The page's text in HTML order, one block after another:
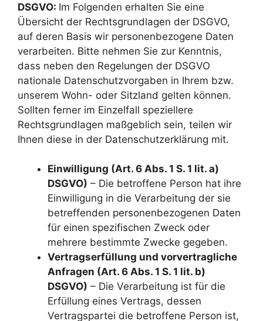
DSGVO: Im Folgenden erhalten Sie eine
Übersicht der Rechtsgrundlagen der DSGVO,
auf deren Basis wir personenbezogene Daten
verarbeiten. Bitte nehmen Sie zur Kenntnis,
dass neben den Regelungen der DSGVO
nationale Datenschutzvorgaben in Ihrem bzw.
unserem Wohn- oder Sitzland gelten können.
Sollten ferner im Einzelfall speziellere
Rechtsgrundlagen maßgeblich sein, teilen wir
Ihnen diese in der Datenschutzerklärung mit.
Einwilligung (Art. 6 Abs. 1 S. 1 lit. a)
DSGVO) – Die betroffene Person hat ihre
Einwilligung in die Verarbeitung der sie
betreffenden personenbezogenen Daten
für einen spezifischen Zweck oder
mehrere bestimmte Zwecke gegeben.
Vertragserfüllung und vorvertragliche
Anfragen (Art. 6 Abs. 1 S. 1 lit. b)
DSGVO) – Die Verarbeitung ist für die
Erfüllung eines Vertrags, dessen
Vertragspartei die betroffene Person ist,